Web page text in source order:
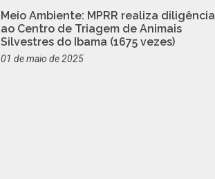
Meio Ambiente: MPRR realiza diligência
ao Centro de Triagem de Animais
Silvestres do Ibama (1675 vezes)
01 de maio de 2025